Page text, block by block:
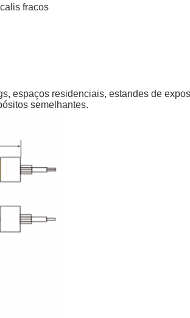
fracos
espaços residenciais, estandes de
semelhantes.